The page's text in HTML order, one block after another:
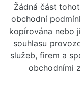
Žádná část
obchodní
kopírována nebo
souhlasu
služeb, firem a
obchodními